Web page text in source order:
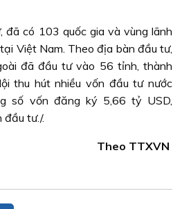
đã có 103 quốc gia và vùng lãnh
Việt Nam. Theo địa bàn đầu tư,
đã đầu tư vào 56 tỉnh, thành
thu hút nhiều vốn đầu tư nước
số vốn đăng ký 5,66 tỷ USD,
đầu tư./.
Theo TTXVN